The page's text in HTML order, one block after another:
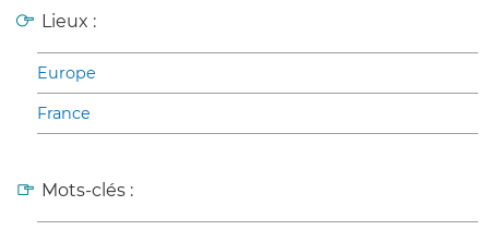
Lieux :
Europe
France
Mots-clés :